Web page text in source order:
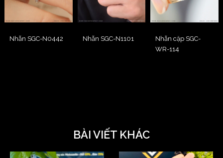
Nhẫn SGC-N0442 Nhẫn SGC-N1101
Nhẫn cặp SGC-
WR-114
BÀI VIẾT KHÁC